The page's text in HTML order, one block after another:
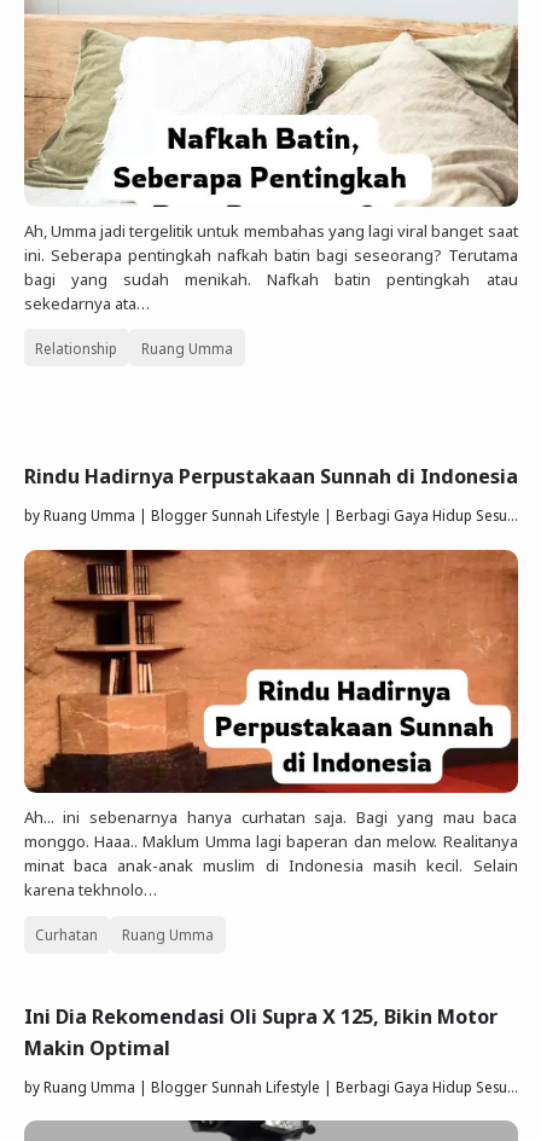
Ah, Umma jadi tergelitik untuk membahas yang lagi viral banget saat
ini. Seberapa pentingkah nafkah batin bagi seseorang? Terutama
bagi yang sudah menikah. Nafkah batin pentingkah atau
sekedarnya ata…
Relationship Ruang Umma
Rindu Hadirnya Perpustakaan Sunnah di Indonesia
byRuang Umma | Blogger Sunnah Lifestyle | Berbagi Gaya Hidup Sesuai Quran Sunnah
Ah... ini sebenarnya hanya curhatan saja. Bagi yang mau baca
monggo. Haaa.. Maklum Umma lagi baperan dan melow. Realitanya
minat baca anak-anak muslim di Indonesia masih kecil. Selain
karena tekhnolo…
Curhatan Ruang Umma
Ini Dia Rekomendasi Oli Supra X 125, Bikin Motor
Makin Optimal
byRuang Umma | Blogger Sunnah Lifestyle | Berbagi Gaya Hidup Sesuai Quran Sunnah